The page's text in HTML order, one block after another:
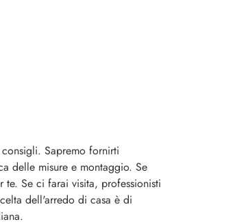
Sapremo fornirti
delle misure e montaggio. Se
Se ci farai visita, professionisti
dell'arredo di casa è di